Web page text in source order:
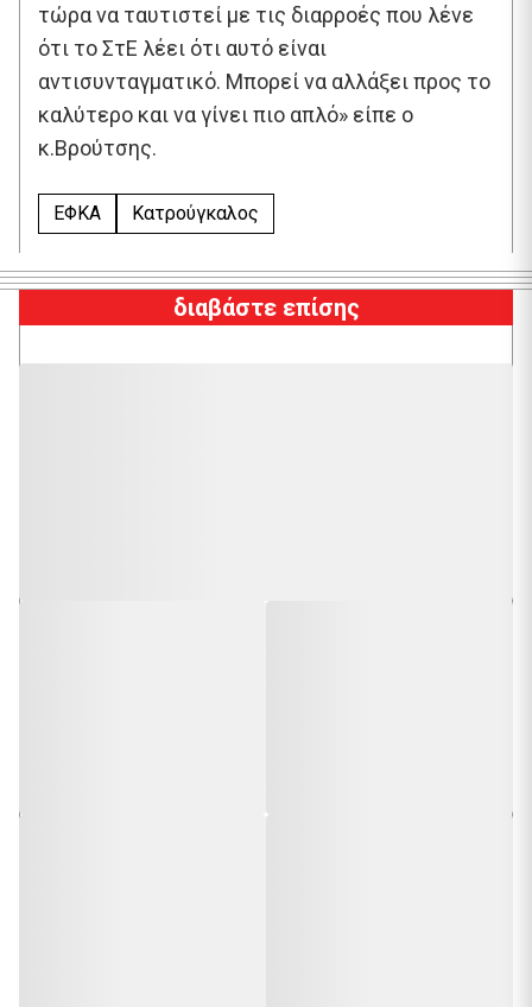
τώρα να ταυτιστεί με τις διαρροές που λένε
ότι το ΣτΕ λέει ότι αυτό είναι
αντισυνταγματικό. Μπορεί να αλλάξει προς το
καλύτερο και να γίνει πιο απλό» είπε ο
κ.Βρούτσης.
ΕΦΚΑ Κατρούγκαλος
διαβάστε επίσης